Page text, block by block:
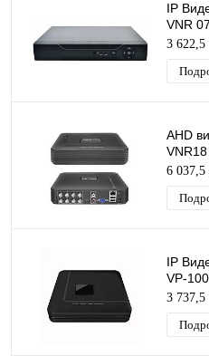
IP
VNR
5Мр)/
3 622,5
AHD
блок
6 037,5
IP
VР-
/10
3 737,5